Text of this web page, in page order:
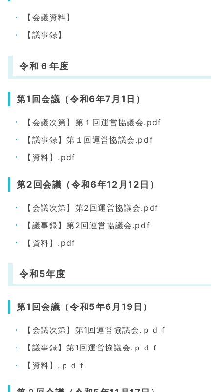
【会議資料】
【議事録】
令和６年度
第1回会議（令和6年7月1日）
【会議次第】第１回運営協議会.pdf
【議事録】第１回運営協議会.pdf
【資料】.pdf
第2回会議（令和6年12月12日）
【会議次第】第2回運営協議会.pdf
【議事録】第2回運営協議会.pdf
【資料】.pdf
令和5年度
第1回会議（令和5年6月19日）
【会議次第】第1回運営協議会.ｐｄｆ
【議事録】第1回運営協議会.ｐｄｆ
【資料】.ｐｄｆ